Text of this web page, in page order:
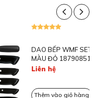
ZWILLING